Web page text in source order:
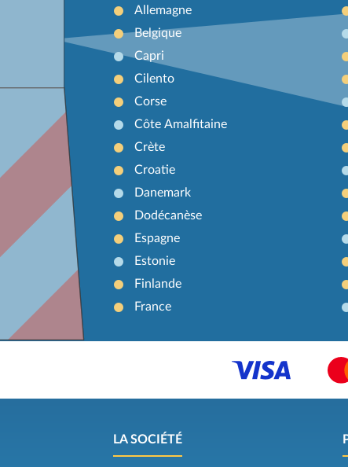
Allemagne
Belgique
Capri
Cilento
Corse
Côte Amalfitaine
Crète
Croatie
Danemark
Dodécanèse
Espagne
Estonie
Finlande
France
LA SOCIÉTÉ